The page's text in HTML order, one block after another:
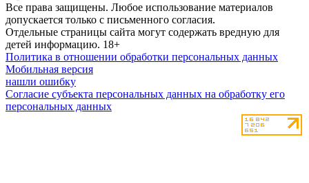
Все права защищены. Любое использование материалов
допускается только с письменного согласия.
Отдельные страницы сайта могут содержать вредную для
детей информацию. 18+
Политика в отношении обработки персональных данных
Мобильная версия
нашли ошибку
Согласие субъекта персональных данных на обработку его
персональных данных